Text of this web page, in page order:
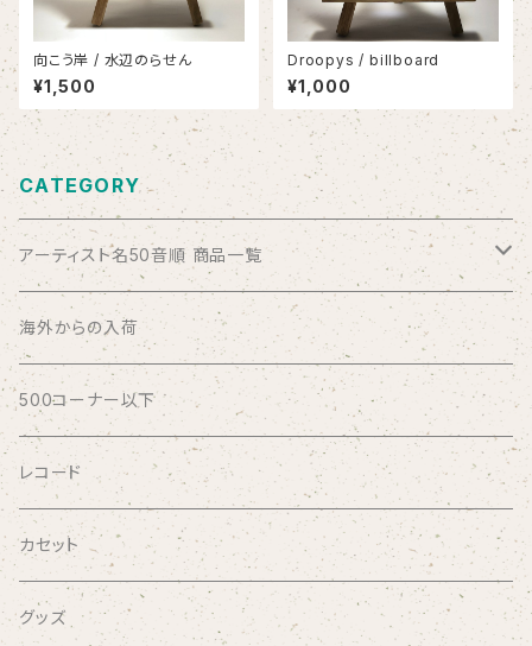
向こう岸 / 水辺のらせん
¥1,500
Droopys / billboard
¥1,000
CATEGORY
アーティスト名50音順 商品一覧
ABSOLUTE LOSERS
AFRICA
AGU
AIRCRAFT
airlie
海外からの入荷
500コーナー以下
レコード
カセット
グッズ